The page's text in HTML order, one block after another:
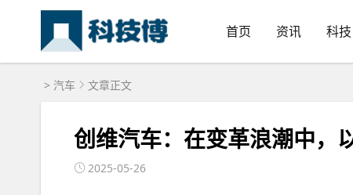
首页 资讯 科技
> 汽车 文章正文
创维汽车：在变革浪潮中，
2025-05-26